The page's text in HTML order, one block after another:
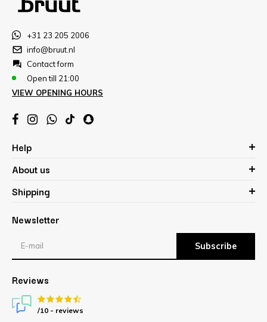
+31 23 205 2006
info@bruut.nl
Contact form
Open till 21:00
VIEW OPENING HOURS
Help
About us
Shipping
Newsletter
Subscribe
Reviews
/10 - reviews